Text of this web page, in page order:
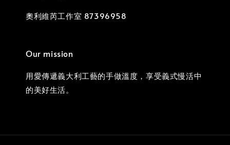
奧利維芮工作室 87396958
Our mission
用愛傳遞義大利工藝的手做溫度，享受義式慢活中
的美好生活。